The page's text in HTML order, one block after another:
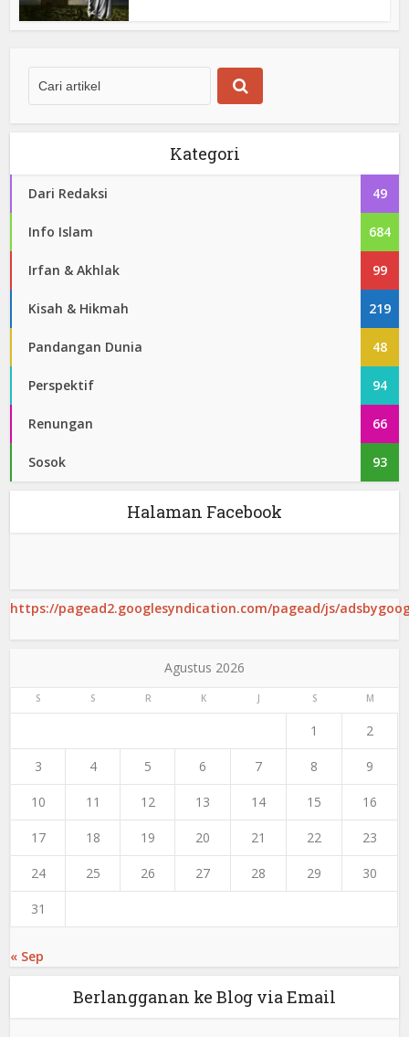
Kategori
Dari Redaksi 49
Info Islam 684
Irfan & Akhlak 99
Kisah & Hikmah 219
Pandangan Dunia 48
Perspektif 94
Renungan 66
Sosok 93
Halaman Facebook
https://pagead2.googlesyndication.com/pagead/js/
Agustus 2026
S S R K J S M
1 2
3 4 5 6 7 8 9
10 11 12 13 14 15 16
17 18 19 20 21 22 23
24 25 26 27 28 29 30
31
« Sep
Berlangganan ke Blog via Email